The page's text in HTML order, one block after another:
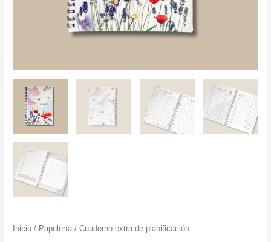
Inicio / Papelería / Cuaderno extra de planificación